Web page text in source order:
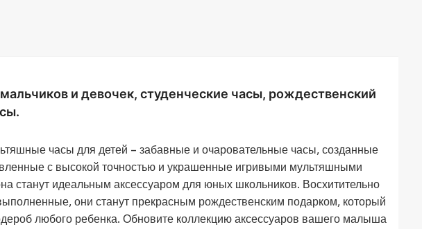
и девочек, студенческие часы, рождественский
часы для детей – забавные и очаровательные часы, созданные
с высокой точностью и украшенные игривыми мультяшными
станут идеальным аксессуаром для юных школьников. Восхитительно
они станут прекрасным рождественским подарком, который
любого ребенка. Обновите коллекцию аксессуаров вашего малыша